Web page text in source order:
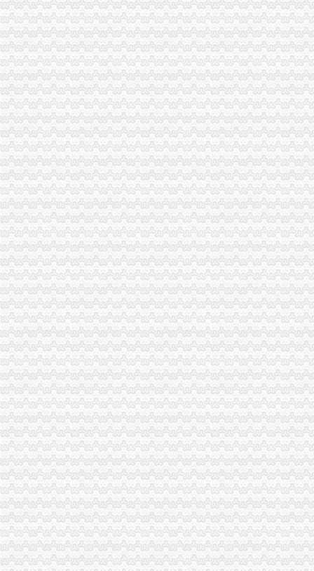
重庆食品饮料企业黄页
重庆市邮政公司
渝中区海事海商在线律师_渝中区海事海商律师在线免费咨询_华律网
重庆百货大楼股份有限公司对外投资公告
[关联交易]重庆百货：2013年度日常关联交易预计公告-[中财网]
渝中区大坪正街四室两厅豪华大套房_重庆渝中区大坪短租房_游天下
常熟渝中区快递员招聘_虞山人才网
重庆百货：2010年度第三次临时股东大会会议资料_证券之星
重庆枫诚信息技术有限公司招聘_重庆枫诚信息技术有限公司新招聘_
大信国际物流（上海）有限公司重庆分公司-大信国际物流（上海）有
渝中区增高鞋加盟渝中区增高鞋加盟店渝中区加盟增高鞋店-渝中区
鹿泉公司注册服务批发|价格|厂家_顺企网
重庆百货大楼股份有限公司关於预计2015年日常关联交易公告
重庆渝中区肖杰律师-中顾法律网
重庆太实业（集团）股份有限公司对外投资暨关联交易公告_财经_
[股东会]重庆百货：2010年度第三次临时股东大会会议资料-[中财网]
成都西南交大工程建设咨询监理有限责任公司重庆分公司-主页
【东莞货运代理|东莞货运代理公司】-广州58同城
2016年版重庆市渝中区招商引资项目策划咨询报告-中商产业研究院-中
美亚集团-美亚国际机票代理,国际机票预订,美亚价机票预订,国
招商银行--重庆百货（）2013年度日常关联交易预计公告
包头到渝中区物流货运北京到渝中区物流搬家-产品展示-
【重庆商社力】现代,郑州日产经销商_销售电话：
人民法院公告_搜狐其它_搜狐网
重庆百货（）_公司公告_重庆百货大楼股份有限公司关于预计
杜邦制冷_德国谷轮_德国比泽尔-重庆市渝中区长江制冷设备经营部-
网上签订合同,被骗预付款我公司在2016年04月和一个代理公司签订
重庆环保产品标志认证|重庆有机认证|重庆普道企业管理咨询有限公司
【渝中机用锯条价格】渝中机用锯条报价/渝中机用锯条哪里买/哪里卖
重庆百货（）_公司公告_重庆百货大楼股份有限公司2013年度
重庆蓝鼎影视媒有限公司,主营：影视制作的策划；承办经批准的文
【重庆代理记账|重庆代理记账公司】-重庆58分类网
山东莱德管阀有限公司（重庆代理）-商铺
重庆旅游新报社有限公司
重庆渝中区泰国乳胶枕头教大家如何买到正宗的泰国乳胶枕头_第1页_
渝中区铝管的价格_铝信